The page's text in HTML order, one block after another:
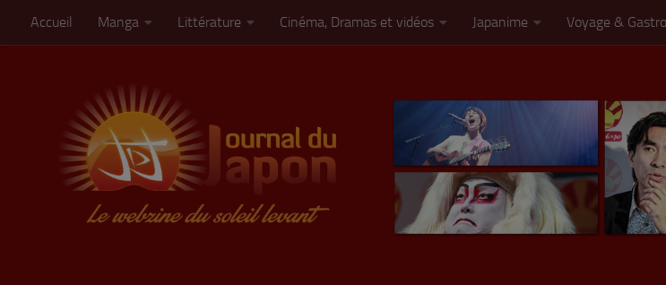
Skip to content
Accueil Manga Littérature Cinéma, Dramas et vidéos Japanime Voyage &